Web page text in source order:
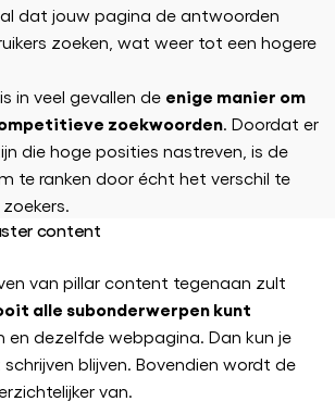
dat jouw pagina de antwoorden
zoeken, wat weer tot een hogere
in veel gevallen de enige manier om
zoekwoorden. Doordat er
die hoge posities nastreven, is de
te ranken door écht het verschil te
content
van pillar content tegenaan zult
alle subonderwerpen kunt
en dezelfde webpagina. Dan kun je
blijven. Bovendien wordt de
van.